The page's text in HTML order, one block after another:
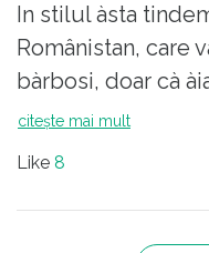
In stilul àsta
Românistan, care
bàrbosi, doar cà
stele sub sutanà
citește mai mult
Like 8